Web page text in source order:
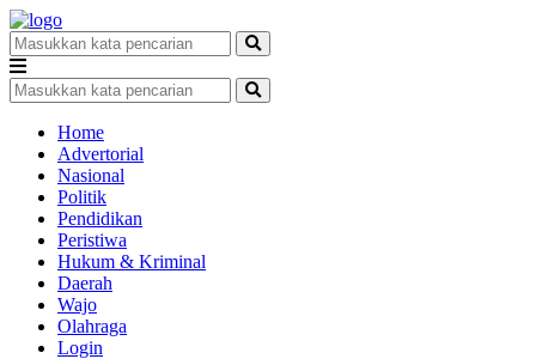
Home
Advertorial
Nasional
Politik
Pendidikan
Peristiwa
Hukum & Kriminal
Daerah
Wajo
Olahraga
Login